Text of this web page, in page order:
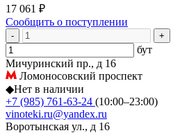
17 061 ₽
Сообщить о поступлении
- +
бут
Мичуринский пр., д 16
Ломоносовский проспект
◆Нет в наличии
+7 (985) 761-63-24 (10:00–23:00)
vinoteki.ru@yandex.ru
Воротынская ул., д 16